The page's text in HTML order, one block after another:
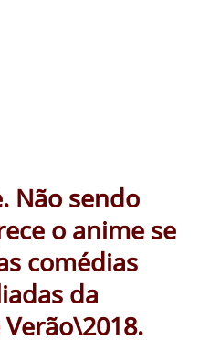
Não sendo
o anime se
comédias
da